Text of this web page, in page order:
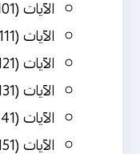
الآيات (101–110)
الآيات (111–120)
الآيات (121–130)
الآيات (131–140)
الآيات (141–150)
الآيات (151–160)